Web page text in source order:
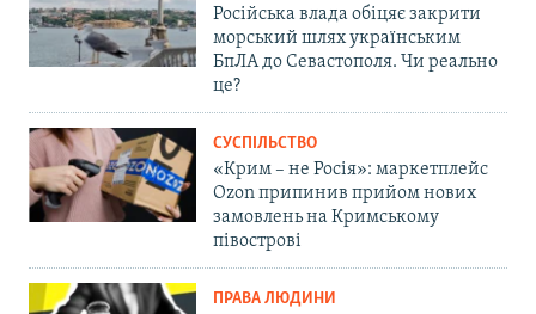
Російська влада обіцяє закрити
морський шлях українським
БпЛА до Севастополя. Чи реально
це?
СУСПІЛЬСТВО
«Крим – не Росія»: маркетплейс
Ozon припинив прийом нових
замовлень на Кримському
півострові
ПРАВА ЛЮДИНИ